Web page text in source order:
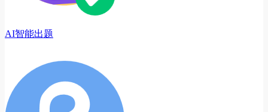
AI智能出题